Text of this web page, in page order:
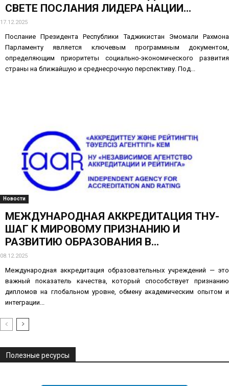
СВЕТЕ ПОСЛАНИЯ ЛИДЕРА НАЦИИ...
17.12.2025
Послание Президента Республики Таджикистан Эмомали Рахмона
Парламенту является ключевым программным документом,
определяющим приоритеты социально-экономического развития
страны на ближайшую и среднесрочную перспективу. Под...
Новости
МЕЖДУНАРОДНАЯ АККРЕДИТАЦИЯ ТНУ-
ШАГ К МИРОВОМУ ПРИЗНАНИЮ И
РАЗВИТИЮ ОБРАЗОВАНИЯ В...
08.12.2025
Международная аккредитация образовательных учреждений — это
важный показатель качества, который способствует признанию
дипломов на глобальном уровне, обмену академическим опытом и
интеграции...
Полезные ресурсы